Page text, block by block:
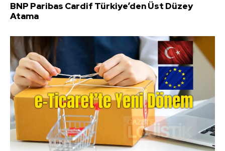
BNP Paribas Cardif Türkiye’den Üst Düzey
Atama